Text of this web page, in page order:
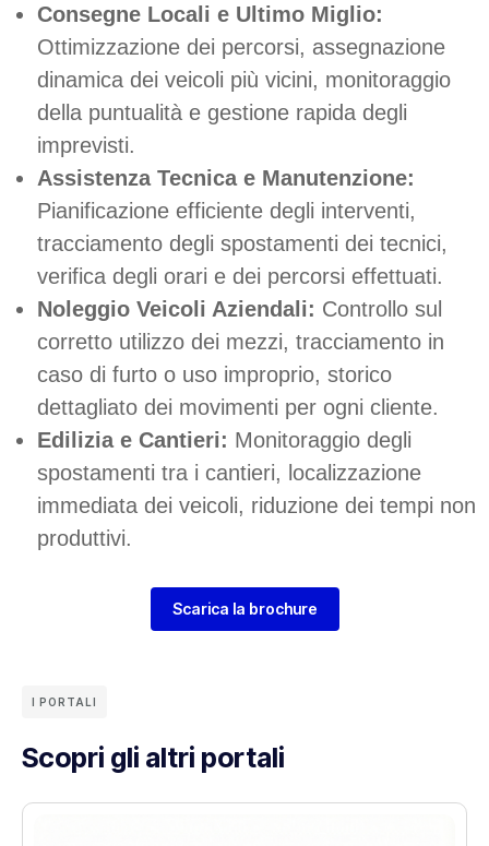
Consegne Locali e Ultimo Miglio:
Ottimizzazione dei percorsi, assegnazione
dinamica dei veicoli più vicini, monitoraggio
della puntualità e gestione rapida degli
imprevisti.
Assistenza Tecnica e Manutenzione:
Pianificazione efficiente degli interventi,
tracciamento degli spostamenti dei tecnici,
verifica degli orari e dei percorsi effettuati.
Noleggio Veicoli Aziendali: Controllo sul
corretto utilizzo dei mezzi, tracciamento in
caso di furto o uso improprio, storico
dettagliato dei movimenti per ogni cliente.
Edilizia e Cantieri: Monitoraggio degli
spostamenti tra i cantieri, localizzazione
immediata dei veicoli, riduzione dei tempi non
produttivi.
Scarica la brochure
I PORTALI
Scopri gli altri portali